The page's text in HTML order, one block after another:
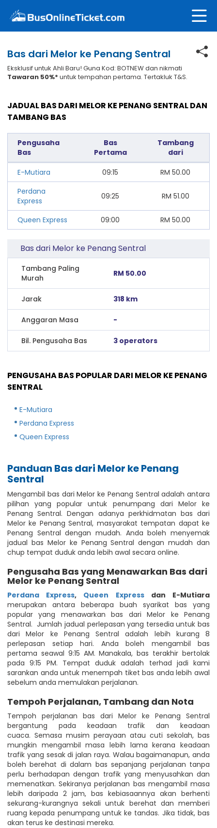
Bas dari Melor ke Penang Sentral
Eksklusif untuk Ahli Baru! Guna Kod: BOTNEW dan nikmati
Tawaran 50%* untuk tempahan pertama. Tertakluk T&S.
JADUAL BAS DARI MELOR KE PENANG SENTRAL DAN
TAMBANG BAS
Pengusaha
Bas
Bas
Pertama
Tambang
dari
E-Mutiara 09:15 RM 50.00
Perdana
Express
09:25 RM 51.00
Queen Express 09:00 RM 50.00
Bas dari Melor ke Penang Sentral
Tambang Paling
Murah
RM 50.00
Jarak 318 km
Anggaran Masa -
Bil. Pengusaha Bas 3 operators
PENGUSAHA BAS POPULAR DARI MELOR KE PENANG
SENTRAL
E-Mutiara
Perdana Express
Queen Express
Panduan Bas dari Melor ke Penang
Sentral
Mengambil bas dari Melor ke Penang Sentral adalah antara
pilihan yang popular untuk penumpang dari Melor ke
Penang Sentral. Dengan adanya perkhidmatan bas dari
Melor ke Penang Sentral, masyarakat tempatan dapat ke
Penang Sentral dengan mudah. Anda boleh menyemak
jadual bas Melor ke Penang Sentral dengan mudah dan
chup tempat duduk anda lebih awal secara online.
Pengusaha Bas yang Menawarkan Bas dari
Melor ke Penang Sentral
Perdana Express, Queen Express
dan E-Mutiara
merupakan antara beberapa buah syarikat bas yang
popular yang menawarkan bas dari Melor ke Penang
Sentral. Jumlah jadual perlepasan yang tersedia untuk bas
dari Melor ke Penang Sentral adalah lebih kurang 8
perlepasan setiap hari. Anda boleh mengambil bas
pertama seawal 9:15 AM. Manakala, bas terakhir bertolak
pada 9:15 PM. Tempat duduk adalah terhad jadi kami
sarankan anda untuk menempah tiket bas anda lebih awal
sebelum anda memulakan perjalanan.
Tempoh Perjalanan, Tambang dan Nota
Tempoh perjalanan bas dari Melor ke Penang Sentral
bergantung pada keadaan trafik dan keadaan
cuaca. Semasa musim perayaan atau cuti sekolah, bas
mungkin mengambil masa lebih lama kerana keadaan
trafik yang sesak di jalan raya. Walau bagaimanapun, anda
boleh berehat di dalam bas sepanjang perjalanan tanpa
perlu berhadapan dengan trafik yang menyusahkan dan
memenatkan. Sekiranya perjalanan bas mengambil masa
lebih daripada 2 jam, bas kebiasaannya akan berhenti
sekurang-kurangnya sekali untuk berehat dan memberi
ruang kepada penumpang untuk ke tandas. Jika tidak, bas
akan terus ke destinasi mereka.